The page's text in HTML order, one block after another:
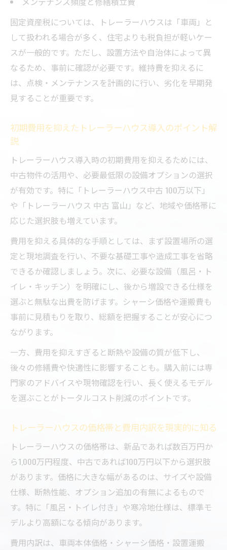
劣化しやすい部分を意識したトレーラーハ
ウス対策
固定資産税については、トレーラーハウスは「車両」と
して扱われる場合が多く、住宅よりも税負担が軽いケー
スが一般的です。ただし、設置方法や自治体によって異
なるため、事前に確認が必要です。維持費を抑えるに
は、点検・メンテナンスを計画的に行い、劣化を早期発
見することが重要です。
初期費用を抑えたトレーラーハウス導入のポイント解
説
トレーラーハウス導入時の初期費用を抑えるためには、
中古物件の活用や、必要最低限の設備オプションの選択
が有効です。特に「トレーラーハウス中古 100万以下」
や「トレーラーハウス 中古 富山」など、地域や価格帯に
応じた選択肢も増えています。
費用を抑える具体的な手順としては、まず設置場所の選
定と現地調査を行い、不要な基礎工事や造成工事を省略
できるか確認しましょう。次に、必要な設備（風呂・ト
イレ・キッチン）を明確にし、後から増設できる仕様を
選ぶと無駄な出費を防げます。シャーシ価格や運搬費も
事前に見積もりを取り、総額を把握することが安心につ
ながります。
一方、費用を抑えすぎると断熱や設備の質が低下し、
後々の修繕費や快適性に影響することも。購入前には専
門家のアドバイスや現物確認を行い、長く使えるモデル
を選ぶことがトータルコスト削減のポイントです。
トレーラーハウスの価格帯と費用内訳を現実的に知る
トレーラーハウスの価格帯は、新品であれば数百万円か
ら1,000万円程度、中古であれば100万円以下から選択肢
があります。価格に大きな幅があるのは、サイズや設備
仕様、断熱性能、オプション追加の有無によるもので
す。特に「風呂・トイレ付き」や寒冷地仕様は、標準モ
デルより高額になる傾向があります。
費用内訳は、車両本体価格・シャーシ価格・設置運搬